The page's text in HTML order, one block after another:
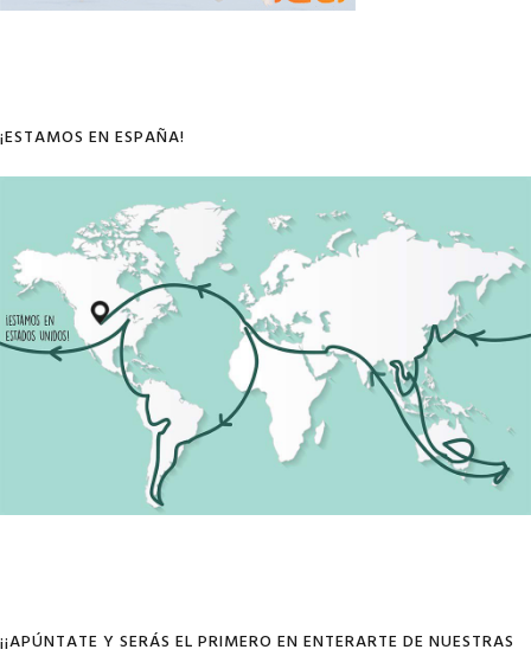
¡ESTAMOS EN ESPAÑA!
¡¡APÚNTATE Y SERÁS EL PRIMERO EN ENTERARTE DE NUESTRAS